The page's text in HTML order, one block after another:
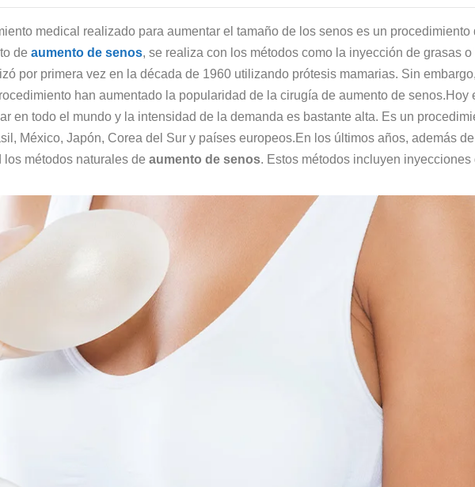
medical realizado para aumentar el tamaño de los senos es un
de aumento de senos, se realiza con los métodos como la inyección de grasas
por primera vez en la década de 1960 utilizando prótesis mamarias. Sin
han aumentado la popularidad de la cirugía de aumento de senos.Hoy
en todo el mundo y la intensidad de la demanda es bastante alta. Es un
México, Japón, Corea del Sur y países europeos.En los últimos años, además
métodos naturales de aumento de senos. Estos métodos incluyen